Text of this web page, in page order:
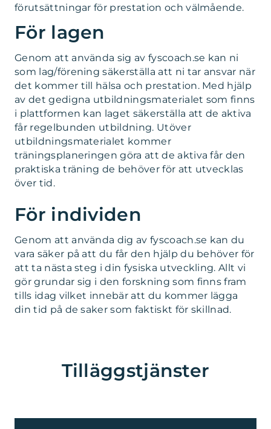
förutsättningar för prestation och välmående.
För lagen
Genom att använda sig av fyscoach.se kan ni
som lag/förening säkerställa att ni tar ansvar när
det kommer till hälsa och prestation. Med hjälp
av det gedigna utbildningsmaterialet som finns
i plattformen kan laget säkerställa att de aktiva
får regelbunden utbildning. Utöver
utbildningsmaterialet kommer
träningsplaneringen göra att de aktiva får den
praktiska träning de behöver för att utvecklas
över tid.
För individen
Genom att använda dig av fyscoach.se kan du
vara säker på att du får den hjälp du behöver för
att ta nästa steg i din fysiska utveckling. Allt vi
gör grundar sig i den forskning som finns fram
tills idag vilket innebär att du kommer lägga
din tid på de saker som faktiskt för skillnad.
Tilläggstjänster